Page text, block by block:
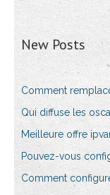
New Posts
Comment
Qui diffuse les
Meilleure offre
Pouvez-vous
Comment